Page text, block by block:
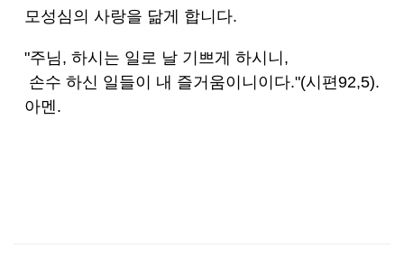
모성심의 사랑을 닮게 합니다.
"주님, 하시는 일로 날 기쁘게 하시니,
손수 하신 일들이 내 즐거움이니이다."(시편92,5).
아멘.